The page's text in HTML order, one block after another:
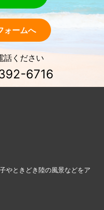
ォームへ
話ください
6716
やときどき陸の風景などをア